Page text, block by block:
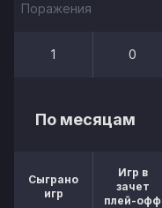
Поражения
1 0
По месяцам
Сыграно
игр
Игр в
зачет
плей-офф